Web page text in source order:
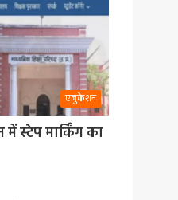
एजुकेशन
स्टेप मार्किंग का